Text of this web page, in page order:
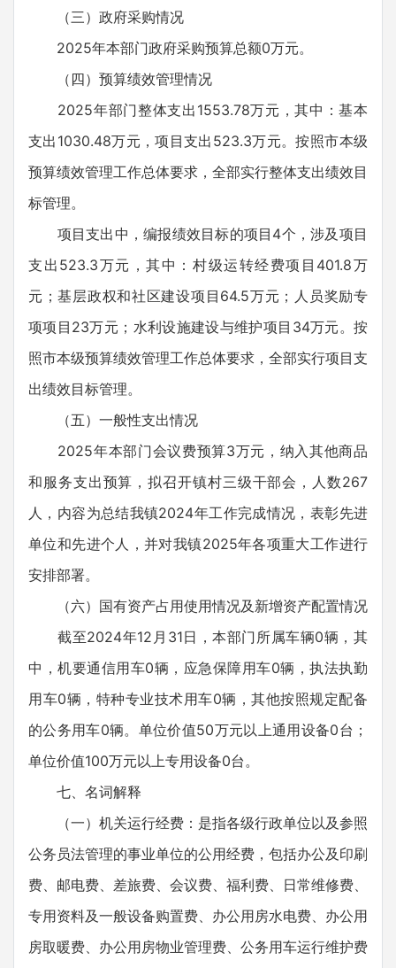
（三）政府采购情况
2025年本部门政府采购预算总额0万元。
（四）预算绩效管理情况
2025年部门整体支出1553.78万元，其中：基本
支出1030.48万元，项目支出523.3万元。按照市本级
预算绩效管理工作总体要求，全部实行整体支出绩效目
标管理。
项目支出中，编报绩效目标的项目4个，涉及项目
支出523.3万元，其中：村级运转经费项目401.8万
元；基层政权和社区建设项目64.5万元；人员奖励专
项项目23万元；水利设施建设与维护项目34万元。按
照市本级预算绩效管理工作总体要求，全部实行项目支
出绩效目标管理。
（五）一般性支出情况
2025年本部门会议费预算3万元，纳入其他商品
和服务支出预算，拟召开镇村三级干部会，人数267
人，内容为总结我镇2024年工作完成情况，表彰先进
单位和先进个人，并对我镇2025年各项重大工作进行
安排部署。
（六）国有资产占用使用情况及新增资产配置情况
截至2024年12月31日，本部门所属车辆0辆，其
中，机要通信用车0辆，应急保障用车0辆，执法执勤
用车0辆，特种专业技术用车0辆，其他按照规定配备
的公务用车0辆。单位价值50万元以上通用设备0台；
单位价值100万元以上专用设备0台。
七、名词解释
（一）机关运行经费：是指各级行政单位以及参照
公务员法管理的事业单位的公用经费，包括办公及印刷
费、邮电费、差旅费、会议费、福利费、日常维修费、
专用资料及一般设备购置费、办公用房水电费、办公用
房取暖费、办公用房物业管理费、公务用车运行维护费